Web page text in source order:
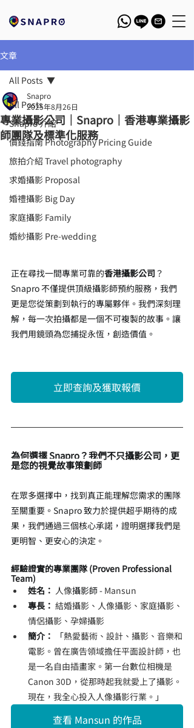
文章
All Posts
Snapro 介紹
價錢指南 Photography Pricing Guide
旅拍介紹 Travel photography
求婚攝影 Proposal
婚禮攝影 Big Day
家庭攝影 Family
婚紗攝影 Pre-wedding
All Posts
專業攝影公司｜Snapro｜香港專業攝影
師團隊及標準化服務
Snapro
2025年8月26日
正在尋找一間專業可靠的香港攝影公司 ？
Snapro 不僅提供頂級攝影師預約服務，我們
更是您從策劃到執行的專屬夥伴。我們深刻理
解，每一次拍攝都是一個不可複製的故事。讓
我們用鏡頭為您捕捉永恆，創造價值。
立即查詢及獲取報價
為何選擇 Snapro？我們不只攝影公司，更
是您的視覺故事策劃師
在眾多選擇中，找到真正能理解您需求的團隊
至關重要。Snapro 致力於提供超乎期待的成
果，我們通過三個核心承諾，證明選擇我們是
更明智、更安心的決定。
經驗證實的專業團隊 (Proven Professional
Team)
姓名： 人像攝影師 - Mansun
專長： 結婚攝影、人像攝影、家庭攝影、
情侶攝影、孕婦攝影
簡介：
「熱愛藝術、設計、攝影、音樂和
電影。曾在廣告領域擔任平面設計師，也
是一名自由插畫家。第一台數位相機是
Canon 30D，從那時起我就愛上了攝影。
現在，我全心投入人像攝影行業。 」
查看 Mansun 的作品